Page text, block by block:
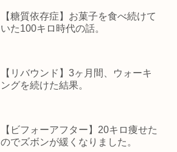
【糖質依存症】お菓子を食べ続けて
いた100キロ時代の話。
【リバウンド】3ヶ月間、ウォーキ
ングを続けた結果。
【ビフォーアフター】20キロ痩せた
のでズボンが緩くなりました。